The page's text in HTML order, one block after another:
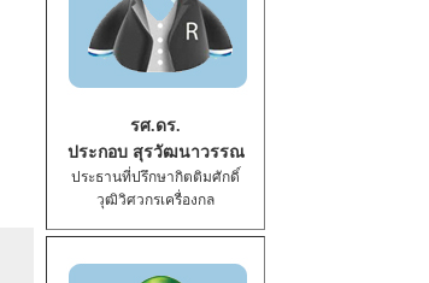
รศ.ดร.
ประกอบ สุรวัฒนาวรรณ
ประธานที่ปรึกษากิตติมศักดิ์
วุฒิวิศวกรเครื่องกล